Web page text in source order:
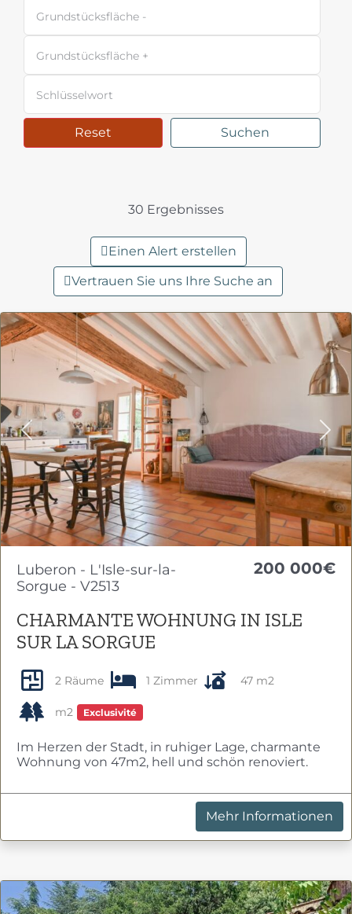
Reset Suchen
30 Ergebnisses
Einen Alert erstellen
Vertrauen Sie uns Ihre Suche an
Previous
Luberon - L'Isle-sur-la-
Sorgue - V2513
200 000€
CHARMANTE WOHNUNG IN ISLE
SUR LA SORGUE
2 Räume 1 Zimmer 47 m2
m2 Exclusivité
Im Herzen der Stadt, in ruhiger Lage, charmante
Wohnung von 47m2, hell und schön renoviert.
Mehr Informationen